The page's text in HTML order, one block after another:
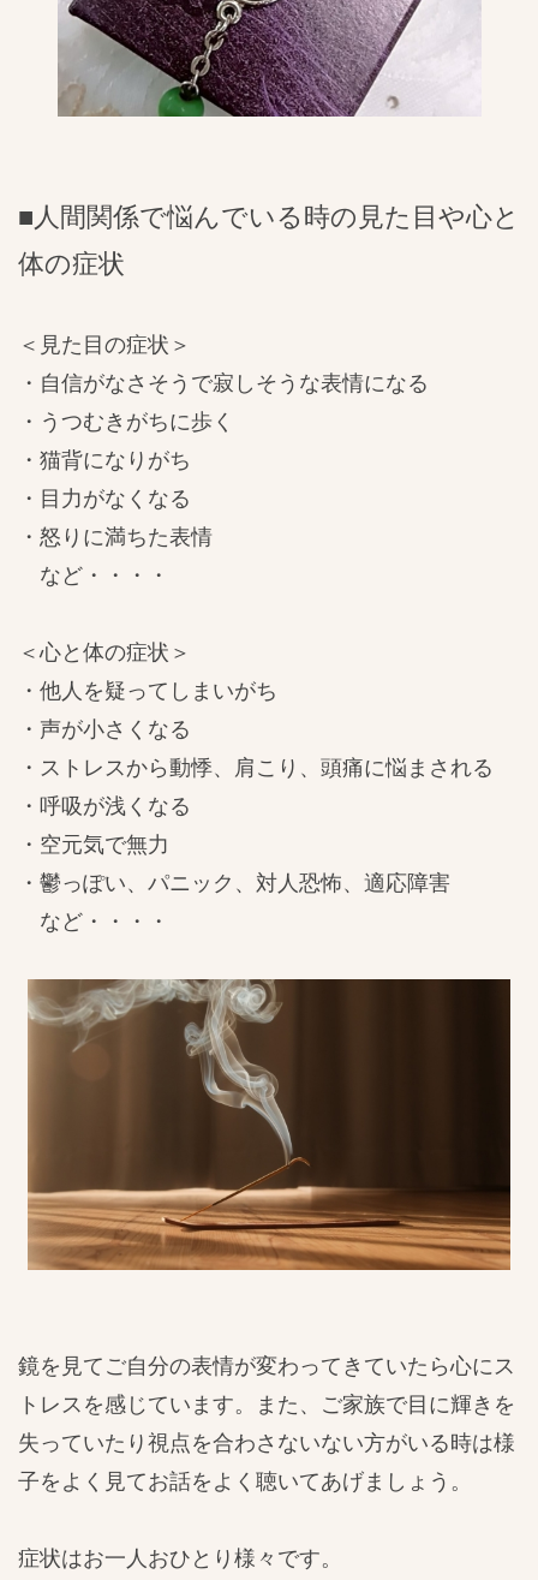
■人間関係で悩んでいる時の見た目や心と
体の症状
＜見た目の症状＞
・自信がなさそうで寂しそうな表情になる
・うつむきがちに歩く
・猫背になりがち
・目力がなくなる
・怒りに満ちた表情
など・・・・
＜心と体の症状＞
・他人を疑ってしまいがち
・声が小さくなる
・ストレスから動悸、肩こり、頭痛に悩まされる
・呼吸が浅くなる
・空元気で無力
・鬱っぽい、パニック、対人恐怖、適応障害
など・・・・
鏡を見てご自分の表情が変わってきていたら心にス
トレスを感じています。また、ご家族で目に輝きを
失っていたり視点を合わさないない方がいる時は様
子をよく見てお話をよく聴いてあげましょう。
症状はお一人おひとり様々です。